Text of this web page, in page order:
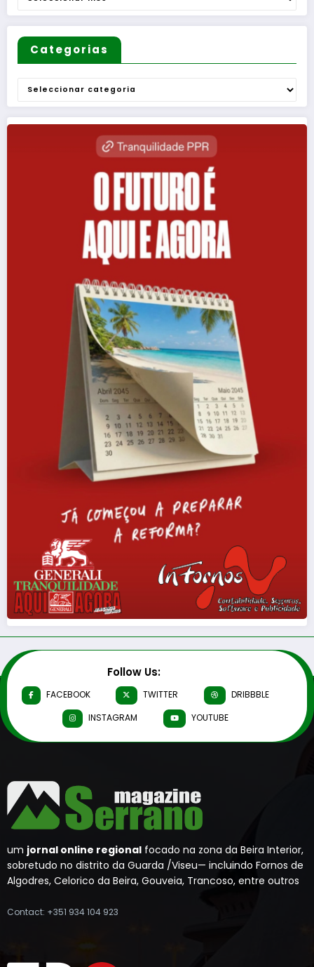
Categorias
Categorias
Follow Us:
FACEBOOK TWITTER
DRIBBBLE
INSTAGRAM
YOUTUBE
um jornal online regional focado na zona da Beira Interior,
sobretudo no distrito da Guarda /Viseu— incluindo Fornos de
Algodres, Celorico da Beira, Gouveia, Trancoso, entre outros
Contact: +351 934 104 923